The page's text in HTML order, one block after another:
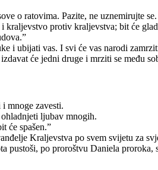
o ratovima. Pazite, ne uznemirujte
kraljevstvo protiv kraljevstva; bit će
i ubijati vas. I svi će vas narodi
će jedni druge i mrziti se među
mnoge zavesti.
ljubav mnogih.
će spašen.”
Kraljevstva po svem svijetu za
pustoši, po proroštvu Daniela proroka,